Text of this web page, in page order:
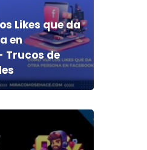
Likes que da
en
Trucos de